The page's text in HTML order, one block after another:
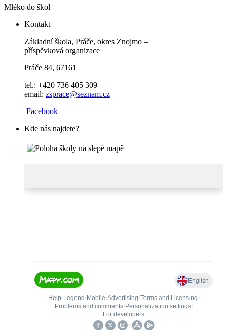
Mléko do škol
Kontakt
Základní škola, Práče, okres Znojmo –
příspěvková organizace
Práče 84, 67161
tel.: +420 736 405 309
email: zsprace@seznam.cz
Facebook
Kde nás najdete?